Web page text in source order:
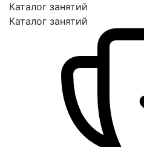
Каталог занятий
Каталог занятий